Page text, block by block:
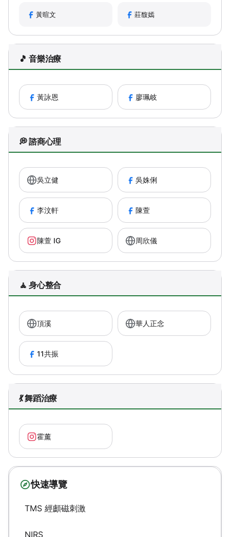
黃暄文 莊馥嫣
🎵 音樂治療
黃詠恩 廖珮岐
💭 諮商心理
吳立健 吳姝俐
李汶軒 陳萱
陳萱 IG 周欣儀
🧘 身心整合
頂溪 華人正念
11共振
💃 舞蹈治療
霍薰
快速導覽
TMS 經顱磁刺激
NIRS